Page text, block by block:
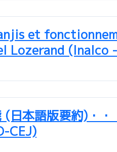
et
Lozerand (Inalco
日本語版要約)・・
CEJ)